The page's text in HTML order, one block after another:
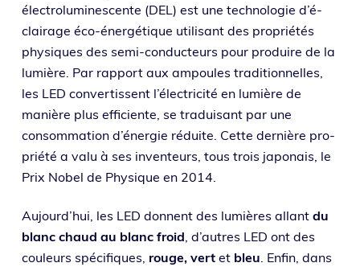
élec­tro­lu­mi­nes­cente (DEL) est une tech­no­lo­gie d’é­
clai­rage éco-éner­gé­tique uti­li­sant des pro­prié­tés
phy­siques des semi-conduc­teurs pour pro­duire de la
lumière. Par rap­port aux ampoules tra­di­tion­nelles,
les LED conver­tissent l’élec­tri­ci­té en lumière de
manière plus effi­ciente, se tra­dui­sant par une
consom­ma­tion d’éner­gie réduite. Cette der­nière pro­
prié­té a valu à ses inven­teurs, tous trois japo­nais, le
Prix Nobel de Physique en 2014.
Aujourd’hui, les LED donnent des lumières allant du
blanc chaud au blanc froid, d’autres LED ont des
cou­leurs spé­ci­fiques, rouge, vert etbleu. Enfin, dans